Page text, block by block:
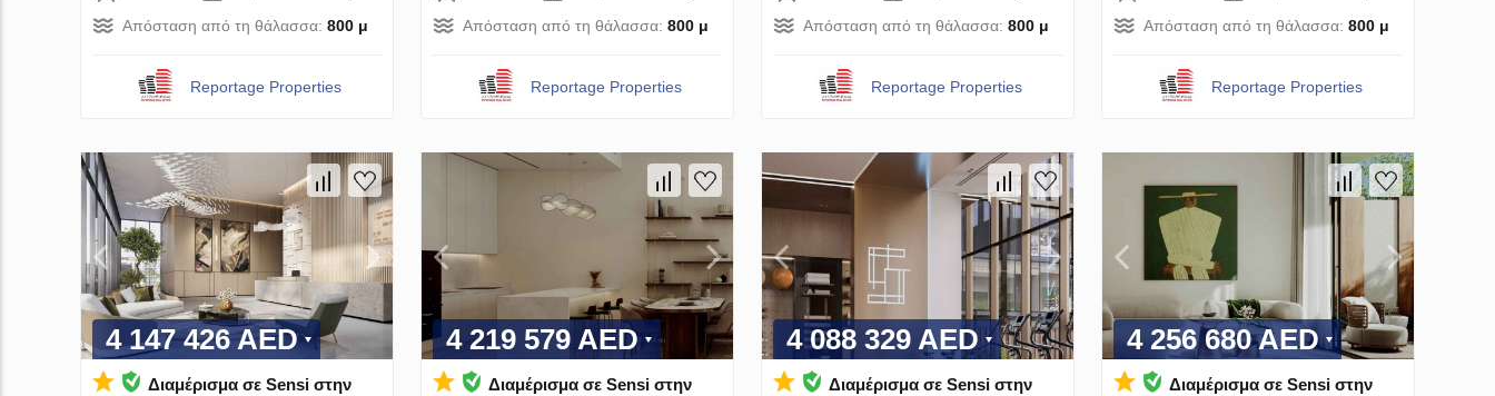
Απόσταση από τη θάλασσα: 800 μ
Reportage Properties
Απόσταση από τη θάλασσα: 800 μ
Reportage Properties
Απόσταση από τη θάλασσα: 800 μ
Reportage Properties
Απόσταση από τη θάλασσα: 800 μ
Reportage Properties
4 147 426 AED
Διαμέρισμα σε Sensi στην
4 219 579 AED
Διαμέρισμα σε Sensi στην
4 088 329 AED
Διαμέρισμα σε Sensi στην
4 256 680 AED
Διαμέρισμα σε Sensi στην